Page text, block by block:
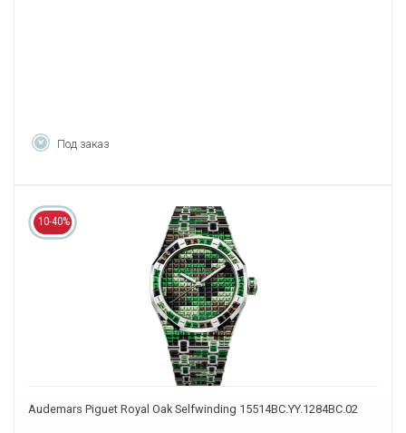
Под заказ
10-40%
Audemars Piguet Royal Oak Selfwinding 15514BC.YY.1284BC.02